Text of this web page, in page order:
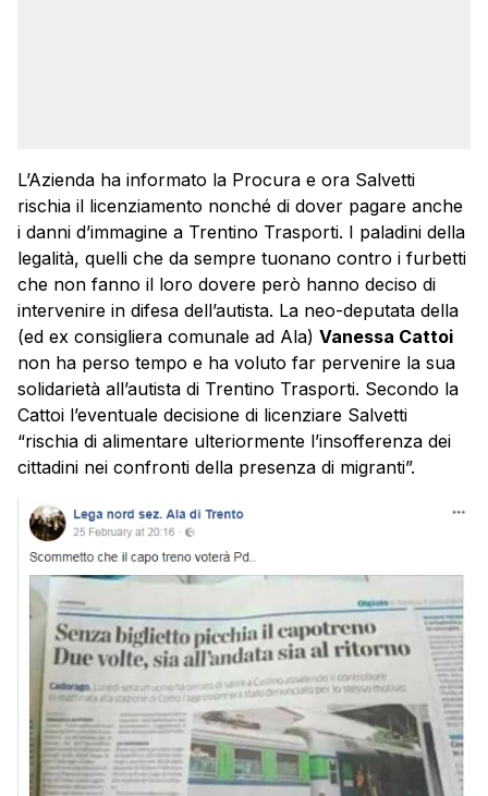
L’Azienda ha informato la Procura e ora Salvetti
rischia il licenziamento nonché di dover pagare anche
i danni d’immagine a Trentino Trasporti. I paladini della
legalità, quelli che da sempre tuonano contro i furbetti
che non fanno il loro dovere però hanno deciso di
intervenire in difesa dell’autista. La neo-deputata della
(ed ex consigliera comunale ad Ala) Vanessa Cattoi
non ha perso tempo e ha voluto far pervenire la sua
solidarietà all’autista di Trentino Trasporti. Secondo la
Cattoi l’eventuale decisione di licenziare Salvetti
“rischia di alimentare ulteriormente l’insofferenza dei
cittadini nei confronti della presenza di migranti”.